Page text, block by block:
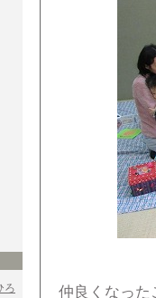
ろ
仲良くなった